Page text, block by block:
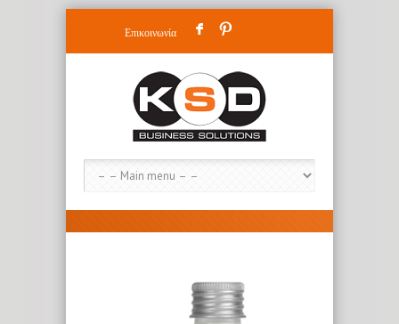
Επικοινωνία F :